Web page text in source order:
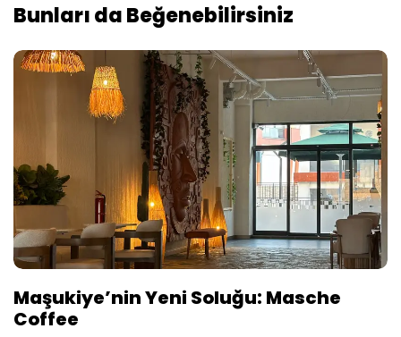
Bunları da Beğenebilirsiniz
Maşukiye’nin Yeni Soluğu: Masche
Coffee